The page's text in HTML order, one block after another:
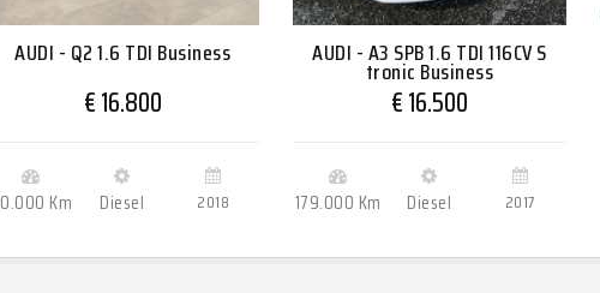
AUDI - Q2 1.6 TDI Business
€ 16.800
Km Diesel 2018
AUDI - A3 SPB 1.6 TDI 116CV S
tronic Business
€ 16.500
179.000 Km Diesel 2017